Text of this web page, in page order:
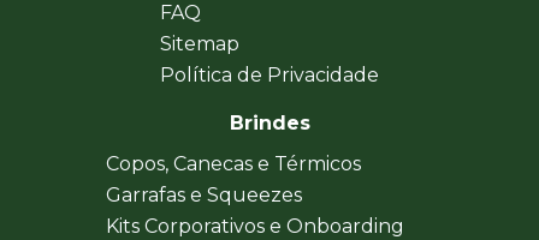
FAQ
Sitemap
Política de Privacidade
Brindes
Copos, Canecas e Térmicos
Garrafas e Squeezes
Kits Corporativos e Onboarding